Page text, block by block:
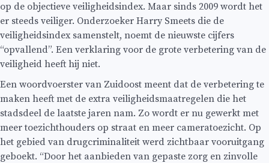
op de objectieve veiligheidsindex. Maar sinds 2009 wordt het
er steeds veiliger. Onderzoeker Harry Smeets die de
veiligheidsindex samenstelt, noemt de nieuwste cijfers
“opvallend”. Een verklaring voor de grote verbetering van de
veiligheid heeft hij niet.
Een woordvoerster van Zuidoost meent dat de verbetering te
maken heeft met de extra veiligheidsmaatregelen die het
stadsdeel de laatste jaren nam. Zo wordt er nu gewerkt met
meer toezichthouders op straat en meer cameratoezicht. Op
het gebied van drugcriminaliteit werd zichtbaar vooruitgang
geboekt. “Door het aanbieden van gepaste zorg en zinvolle